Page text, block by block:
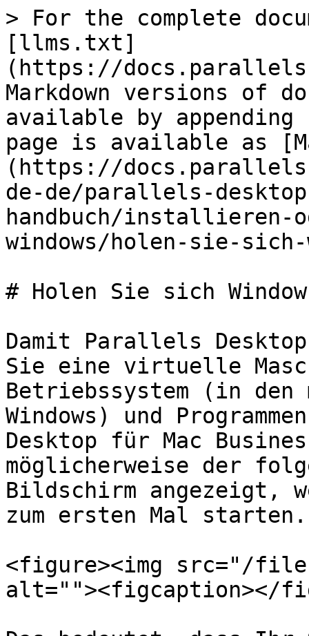
> For the complete
[llms.txt]
(https://
Markdown versions of
available by
page is available as
(https://
de-de/parallels-
handbuch/installieren-
windows/holen-sie-
# Holen Sie sich
Damit Parallels
Sie eine virtuelle
Betriebssystem (in
Windows) und
Desktop für Mac
möglicherweise der
Bildschirm angezeigt,
zum ersten Mal starten.
<figure><img src="/files/
alt=""><figcaption></